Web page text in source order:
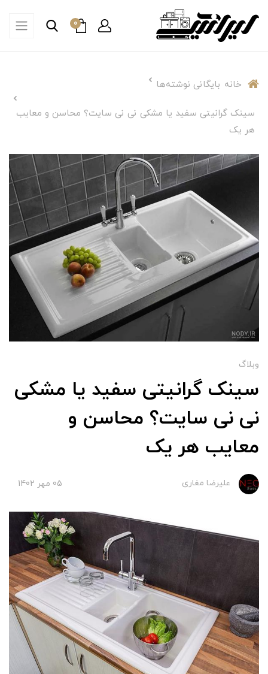
0
خانه بایگانی نوشته‌ها
سینک گرانیتی سفید یا مشکی نی نی سایت؟ محاسن و معایب
هر یک
وبلاگ
سینک گرانیتی سفید یا مشکی
نی نی سایت؟ محاسن و
معایب هر یک
علیرضا مغاری 05 مهر 1402